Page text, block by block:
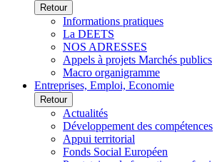
Retour
Informations pratiques
La DEETS
NOS ADRESSES
Appels à projets Marchés publics
Macro organigramme
Entreprises, Emploi, Economie
Retour
Actualités
Développement des compétences
Appui territorial
Fonds Social Européen